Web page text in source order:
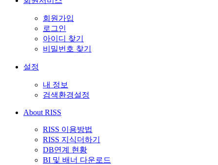
회원가입
로그인
아이디 찾기
비밀번호 찾기
설정
내 정보
검색환경설정
About RISS
RISS 이용방법
RISS 지식더하기
DB연계 현황
BI 및 배너 다운로드